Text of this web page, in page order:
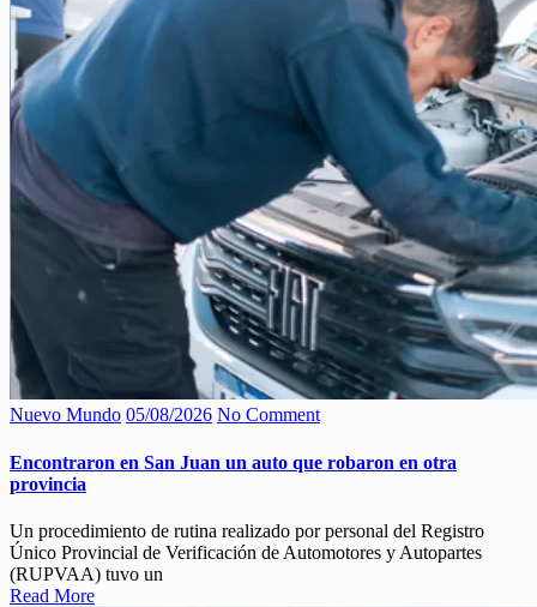
Nuevo Mundo 05/08/2026 No Comment
Encontraron en San Juan un auto que robaron en otra
provincia
Un procedimiento de rutina realizado por personal del Registro
Único Provincial de Verificación de Automotores y Autopartes
(RUPVAA) tuvo un
Read More